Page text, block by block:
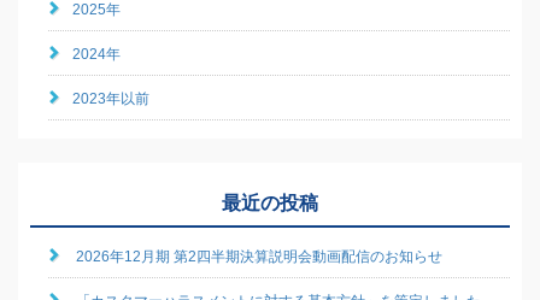
2025年
2024年
2023年以前
最近の投稿
2026年12月期 第2四半期決算説明会動画配信のお知らせ